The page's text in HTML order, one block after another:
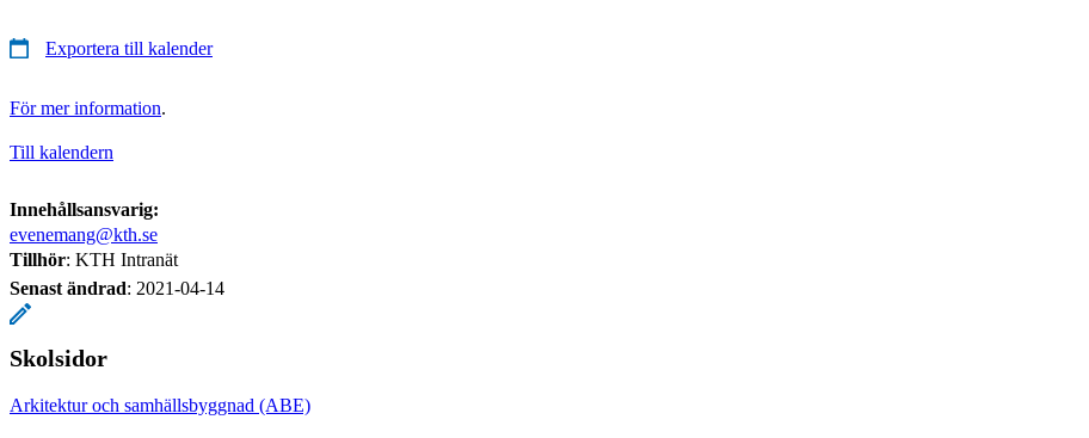
Exportera till kalender
För mer information.
Till kalendern
Innehållsansvarig:
evenemang@kth.se
Tillhör: KTH Intranät
Senast ändrad: 2021-04-14
Skolsidor
Arkitektur och samhällsbyggnad (ABE)